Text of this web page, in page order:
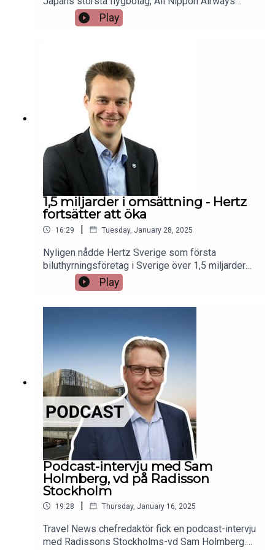
(ANA) har sin premiärresa från Stockholm till
Tokyo. Vi fick korta intervjuer med IATA:s
och Hiroyuki Miyagawa, Executive Vice President,
EMEA, ANA. Du hör dem i Travel News Podcast.
Play
1,5 miljarder i omsättning - Hertz
fortsätter att öka
16:29 | Tuesday, January 28, 2025
Nyligen nådde Hertz Sverige som första
biluthyrningsföretag i Sverige över 1,5 miljarder
kronor i omsättning, en ökning från tidigare
rekordåret med 4,5 procent (2023). Travel News
Play
Podcast-intervju med Sam
Holmberg, vd på Radisson
Stockholm
19:28 | Thursday, January 16, 2025
Travel News chefredaktör fick en podcast-intervju
med Radissons Stockholms-vd Sam Holmberg.